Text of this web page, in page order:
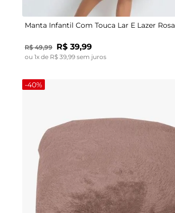
Manta Infantil Com Touca Lar E Lazer Rosa
R$ 49,99 R$ 39,99
ou 1x de R$ 39,99 sem juros
-40%